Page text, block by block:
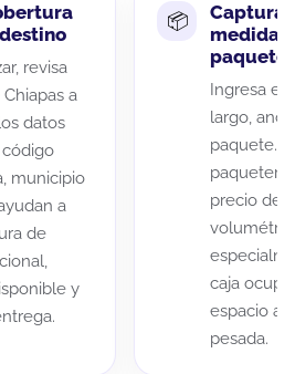
revisa
a
datos
municipio
a
de
y
Captura
medidas
paquete
Ingresa el
largo,
paquete.
precio de
caja
espacio
pesada.